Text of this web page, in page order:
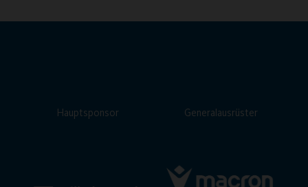
Hauptsponsor Generalausrüster